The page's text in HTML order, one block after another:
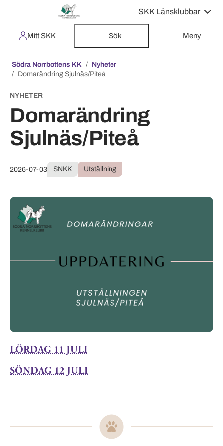
SKK Länsklubbar
Mitt SKK Sök Meny
Södra Norrbottens KK
Nyheter
Domarändring Sjulnäs/Piteå
Domarändring
Sjulnäs/Piteå
NYHETER
2026-07-03 SNKK Utställning
LÖRDAG 11 JULI
SÖNDAG 12 JULI